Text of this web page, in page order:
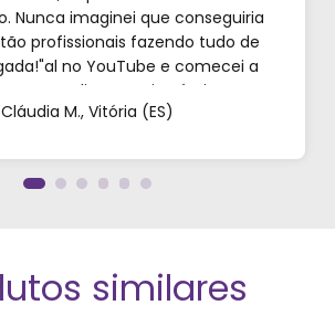
Nunca imaginei que conseguiria
profissionais fazendo tudo de
no YouTube e comecei a
casa. As dicas são incríveis e os
exatamente como mostram nos
perfumes!”
Cláudia M., Vitória (ES)
similares